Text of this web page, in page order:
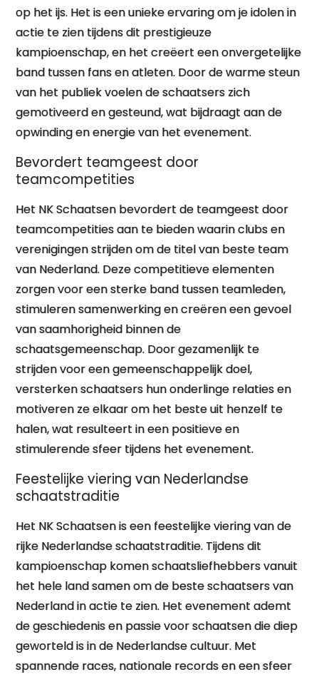
op het ijs. Het is een unieke ervaring om je idolen in
actie te zien tijdens dit prestigieuze
kampioenschap, en het creëert een onvergetelijke
band tussen fans en atleten. Door de warme steun
van het publiek voelen de schaatsers zich
gemotiveerd en gesteund, wat bijdraagt aan de
opwinding en energie van het evenement.
Bevordert teamgeest door
teamcompetities
Het NK Schaatsen bevordert de teamgeest door
teamcompetities aan te bieden waarin clubs en
verenigingen strijden om de titel van beste team
van Nederland. Deze competitieve elementen
zorgen voor een sterke band tussen teamleden,
stimuleren samenwerking en creëren een gevoel
van saamhorigheid binnen de
schaatsgemeenschap. Door gezamenlijk te
strijden voor een gemeenschappelijk doel,
versterken schaatsers hun onderlinge relaties en
motiveren ze elkaar om het beste uit henzelf te
halen, wat resulteert in een positieve en
stimulerende sfeer tijdens het evenement.
Feestelijke viering van Nederlandse
schaatstraditie
Het NK Schaatsen is een feestelijke viering van de
rijke Nederlandse schaatstraditie. Tijdens dit
kampioenschap komen schaatsliefhebbers vanuit
het hele land samen om de beste schaatsers van
Nederland in actie te zien. Het evenement ademt
de geschiedenis en passie voor schaatsen die diep
geworteld is in de Nederlandse cultuur. Met
spannende races, nationale records en een sfeer